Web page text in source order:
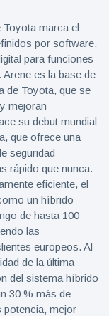
Toyota marca el
por software.
para funciones
es la base de
de Toyota, que se
mejoran
su debut mundial
que ofrece una
seguridad
rápido que nunca.
eficiente, el
un híbrido
de hasta 100
las
europeos. Al
de la última
del sistema híbrido
30 % más de
potencia, mejor